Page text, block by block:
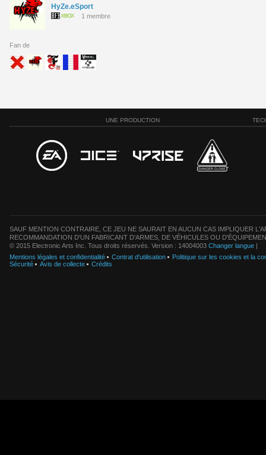
HyZe.eSport
1 membre
Fan de
UNE PRODUCTION
SAUF MENTION CONTRAIRE, CE JEU NE SAURAIT EN AUCUN CAS IMPLIQUER
RECOMMANDATION D'UN FABRICANT D'ARMES, DE VÉHICULES OU
© 2015 Electronic Arts Inc. Tous droits réservés. Version : 14004003 Changer langue |
Mentions légales et confidentialité
Contrat d'utilisation
Politique sur les cookies et la
Sécurité
Avis de collecte Crédits